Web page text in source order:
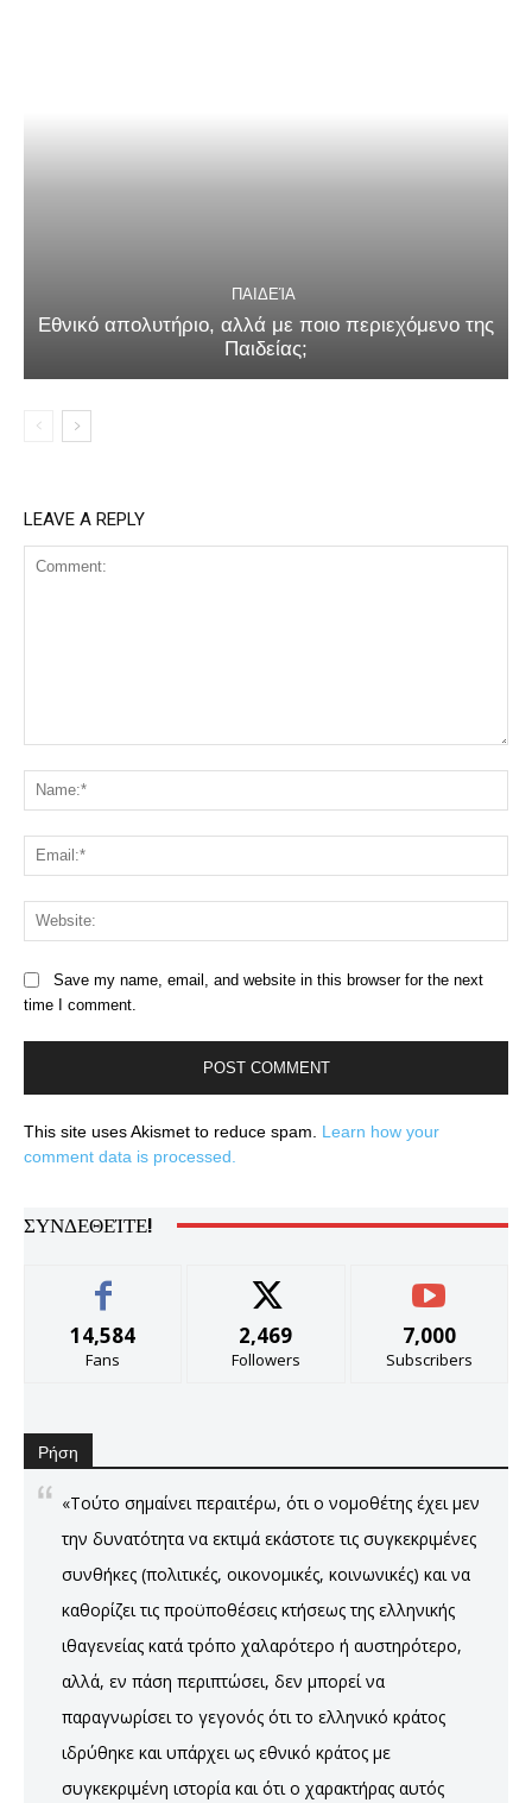
ΠΑΙΔΕΊΑ
Εθνικό απολυτήριο, αλλά με ποιο περιεχόμενο της
Παιδείας;
LEAVE A REPLY
Save my name, email, and website in this browser for the next
time I comment.
This site uses Akismet to reduce spam. Learn how your
comment data is processed.
ΣΥΝΔΕΘΕΊΤΕ!
14,584
Fans
2,469
Followers
7,000
Subscribers
Ρήση
«Τούτο σημαίνει περαιτέρω, ότι ο νομοθέτης έχει μεν
την δυνατότητα να εκτιμά εκάστοτε τις συγκεκριμένες
συνθήκες (πολιτικές, οικονομικές, κοινωνικές) και να
καθορίζει τις προϋποθέσεις κτήσεως της ελληνικής
ιθαγενείας κατά τρόπο χαλαρότερο ή αυστηρότερο,
αλλά, εν πάση περιπτώσει, δεν μπορεί να
παραγνωρίσει το γεγονός ότι το ελληνικό κράτος
ιδρύθηκε και υπάρχει ως εθνικό κράτος με
συγκεκριμένη ιστορία και ότι ο χαρακτήρας αυτός